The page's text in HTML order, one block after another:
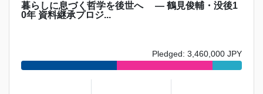
暮らしに息づく哲学を後世へ ― 鶴見俊輔・没後1
0年 資料継承プロジ...
Pledged: 3,460,000 JPY